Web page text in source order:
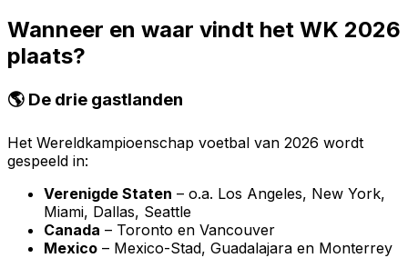
Wanneer en waar vindt het WK 2026
plaats?
🌎 De drie gastlanden
Het Wereldkampioenschap voetbal van 2026 wordt
gespeeld in:
Verenigde Staten – o.a. Los Angeles, New York,
Miami, Dallas, Seattle
Canada – Toronto en Vancouver
Mexico – Mexico-Stad, Guadalajara en Monterrey